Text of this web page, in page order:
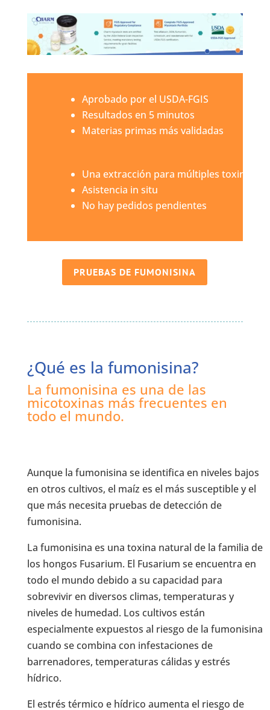
Aprobado por el USDA-FGIS
Resultados en 5 minutos
Materias primas más validadas
Una extracción para múltiples toxinas
Asistencia in situ
No hay pedidos pendientes
PRUEBAS DE FUMONISINA
¿Qué es la fumonisina?
La fumonisina es una de las
micotoxinas más frecuentes en
todo el mundo.
Aunque la fumonisina se identifica en niveles bajos
en otros cultivos, el maíz es el más susceptible y el
que más necesita pruebas de detección de
fumonisina.
La fumonisina es una toxina natural de la familia de
los hongos Fusarium. El Fusarium se encuentra en
todo el mundo debido a su capacidad para
sobrevivir en diversos climas, temperaturas y
niveles de humedad. Los cultivos están
especialmente expuestos al riesgo de la fumonisina
cuando se combina con infestaciones de
barrenadores, temperaturas cálidas y estrés
hídrico.
El estrés térmico e hídrico aumenta el riesgo de